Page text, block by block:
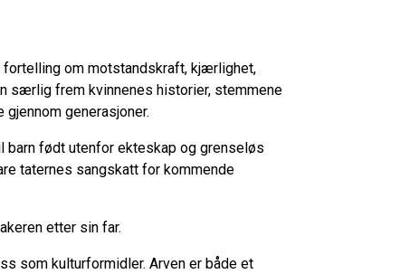
om motstandskraft, kjærlighet,
særlig frem kvinnenes historier, stemmene
generasjoner.
barn født utenfor ekteskap og grenseløs
taternes sangskatt for kommende
etter sin far.
som kulturformidler. Arven er både et